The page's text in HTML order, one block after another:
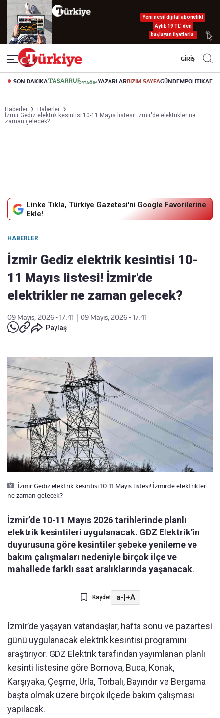
Yeni nesil dijital abonelik!
Aylık 19 TL’ den
başlayan fiyatlarla.
GİRİŞ
SON DAKİKA YAZARLARBİZİM SAYFAGÜNDEMPOLİTİKA
Haberler
Haberler
İzmir Gediz elektrik kesintisi 10-11 Mayıs listesi! İzmir'de elektrikler ne
zaman gelecek?
Linke Tıkla, Türkiye Gazetesi'ni Google Favorilerine
Ekle!
HABERLER
İzmir Gediz elektrik kesintisi 10-
11 Mayıs listesi! İzmir'de
elektrikler ne zaman gelecek?
09 Mayıs, 2026 - 17:41
09 Mayıs, 2026 - 17:41
Paylaş
İzmir Gediz elektrik kesintisi 10-11 Mayıs listesi! İzmirde elektrikler
ne zaman gelecek?
İzmir’de 10-11 Mayıs 2026 tarihlerinde planlı
elektrik kesintileri uygulanacak. GDZ Elektrik’in
duyurusuna göre kesintiler şebeke yenileme ve
bakım çalışmaları nedeniyle birçok ilçe ve
mahallede farklı saat aralıklarında yaşanacak.
Kaydet a-|+A
İzmir’de yaşayan vatandaşlar, hafta sonu ve pazartesi
günü uygulanacak elektrik kesintisi programını
araştırıyor. GDZ Elektrik tarafından yayımlanan planlı
kesinti listesine göre Bornova, Buca, Konak,
Karşıyaka, Çeşme, Urla, Torbalı, Bayındır ve Bergama
başta olmak üzere birçok ilçede bakım çalışması
yapılacak.